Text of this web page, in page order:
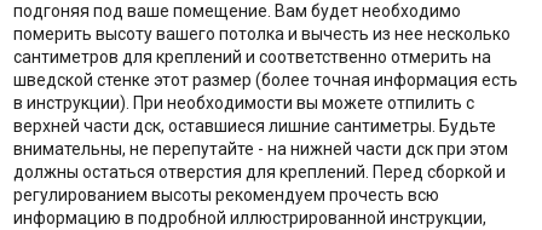
подгоняя под ваше помещение. Вам будет необходимо
померить высоту вашего потолка и вычесть из нее несколько
сантиметров для креплений и соответственно отмерить на
шведской стенке этот размер (более точная информация есть
в инструкции). При необходимости вы можете отпилить с
верхней части дск, оставшиеся лишние сантиметры. Будьте
внимательны, не перепутайте - на нижней части дск при этом
должны остаться отверстия для креплений. Перед сборкой и
регулированием высоты рекомендуем прочесть всю
информацию в подробной иллюстрированной инструкции,